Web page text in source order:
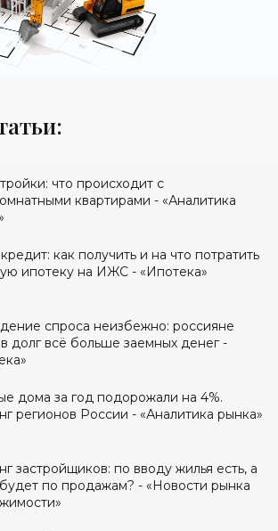
что происходит с
квартирами - «Аналитика
как получить и на что потратить
ипотеку на ИЖС - «Ипотека»
спроса неизбежно: россияне
долг всё больше заемных денег -
дома за год подорожали на 4%.
регионов России - «Аналитика рынка»
застройщиков: по вводу жилья есть, а
по продажам? - «Новости рынка